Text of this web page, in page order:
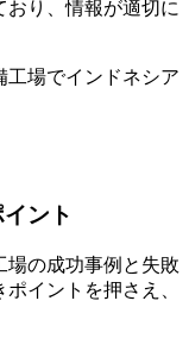
おり、情報が適切に
工場でインドネシア
ント
場の成功事例と失敗
イントを押さえ、